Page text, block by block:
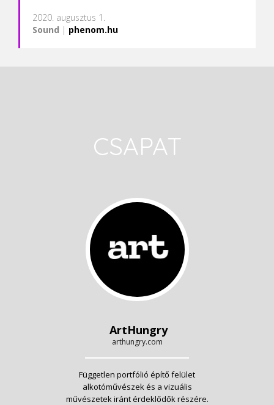
2020. augusztus 1.
Sound | phenom.hu
CSAPAT
ArtHungry
arthungry.com
Független portfólió építő felület
alkotóművészek és a vizuális
művészetek iránt érdeklődők részére.